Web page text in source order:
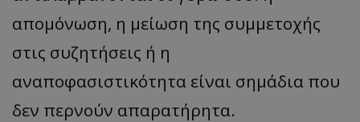
απομόνωση, η μείωση της συμμετοχής
στις συζητήσεις ή η
αναποφασιστικότητα είναι σημάδια που
δεν περνούν απαρατήρητα.